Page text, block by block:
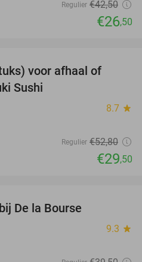
Regulier €42,50
€26,50
voor afhaal of
Sushi
8.7 star
Regulier €52,80
€29,50
De la Bourse
9.3 star